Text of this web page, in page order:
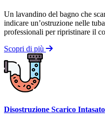
Un lavandino del bagno che
indicare un’ostruzione nelle
professionali per ripristinare il
Scopri di più
Disostruzione Scarico